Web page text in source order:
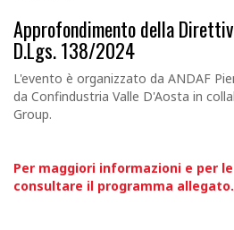
Approfondimento della
D.Lgs. 138/2024
L'evento è organizzato da ANDAF
da Confindustria Valle D'Aosta in
Group.
Per maggiori informazioni e per
consultare il programma allegato.